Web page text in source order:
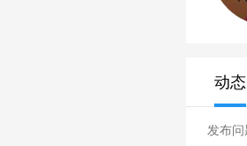
动态
发布